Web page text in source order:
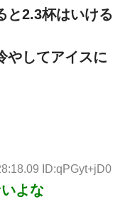
と2.3杯はいける
やしてアイスに
ID:qPGyt+jD0
よな